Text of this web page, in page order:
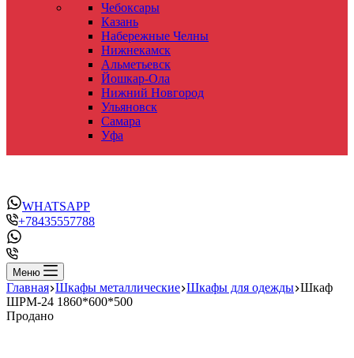
Чебоксары
Казань
Набережные Челны
Нижнекамск
Альметьевск
Йошкар-Ола
Нижний Новгород
Ульяновск
Самара
Уфа
WHATSAPP
+78435557788
Меню
Главная Шкафы металлические Шкафы для одежды Шкаф
ШРМ-24 1860*600*500
Продано